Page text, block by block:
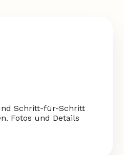
Schritt-für-Schritt
Fotos und Details